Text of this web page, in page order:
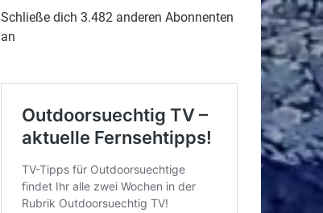
Schließe dich 3.482 anderen Abonnenten
an